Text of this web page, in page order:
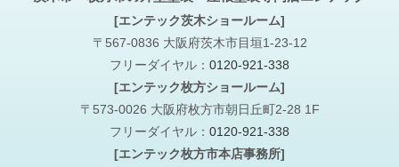
[エンテック茨木ショールーム]
〒567-0836 大阪府茨木市目垣1-23-12
フリーダイヤル： 0120-921-338
[エンテック枚方ショールーム]
〒573-0026 大阪府枚方市朝日丘町2-28 1F
フリーダイヤル： 0120-921-338
[エンテック枚方市本店事務所]